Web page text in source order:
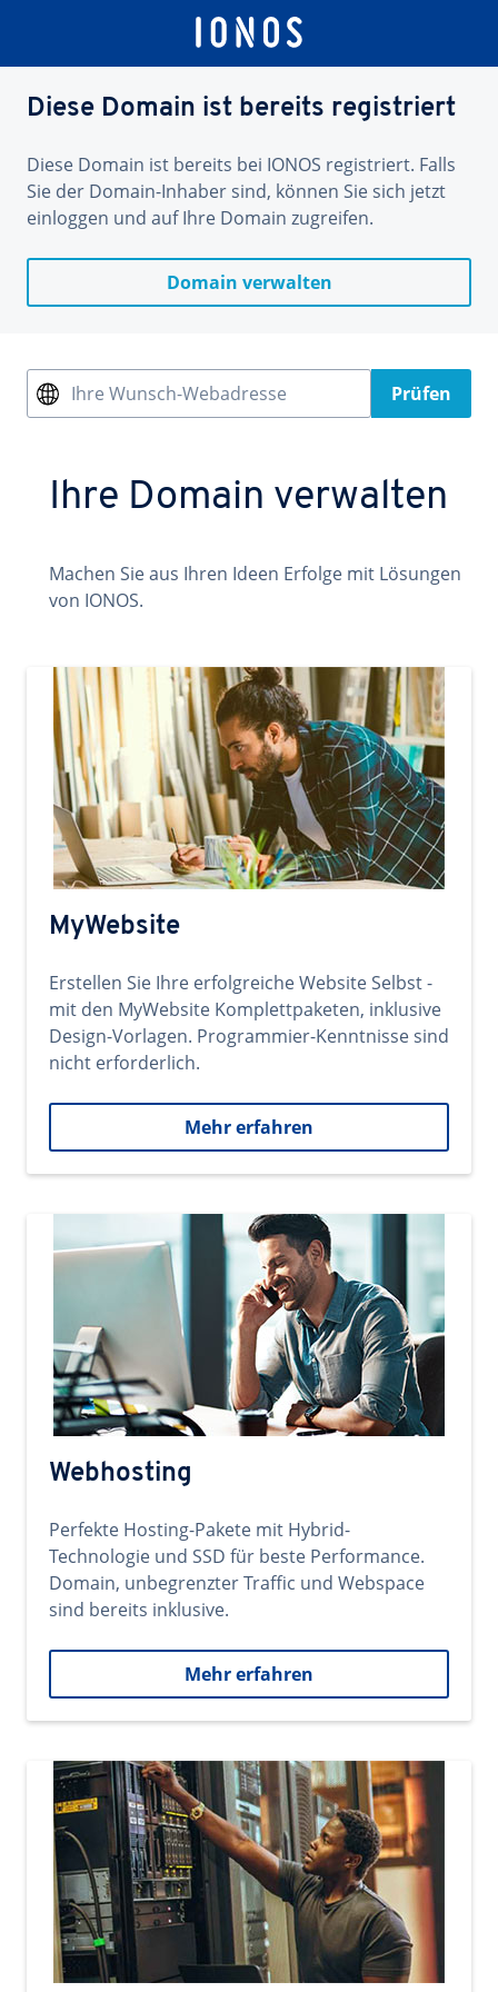
Diese Domain ist bereits registriert
Diese Domain ist bereits bei IONOS registriert. Falls
Sie der Domain-Inhaber sind, können Sie sich jetzt
einloggen und auf Ihre Domain zugreifen.
Domain verwalten
Ihre Wunsch-Webadresse Prüfen
Ihre Domain verwalten
Machen Sie aus Ihren Ideen Erfolge mit Lösungen
von IONOS.
MyWebsite
Erstellen Sie Ihre erfolgreiche Website Selbst -
mit den MyWebsite Komplettpaketen, inklusive
Design-Vorlagen. Programmier-Kenntnisse sind
nicht erforderlich.
Mehr erfahren
Webhosting
Perfekte Hosting-Pakete mit Hybrid-
Technologie und SSD für beste Performance.
Domain, unbegrenzter Traffic und Webspace
sind bereits inklusive.
Mehr erfahren